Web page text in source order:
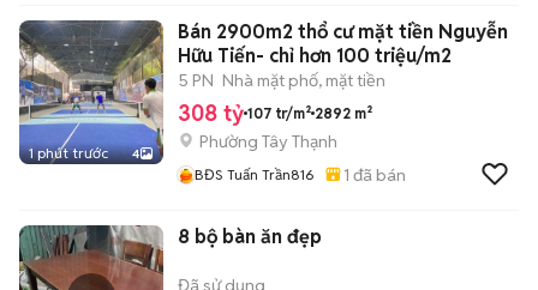
1 phút trước 4
Bán 2900m2 thổ cư mặt tiền Nguyễn
Hữu Tiến- chỉ hơn 100 triệu/m2
5 PN Nhà mặt phố, mặt tiền
308 tỷ 107 tr/m² 2892 m²
Phường Tây Thạnh
BĐS Tuấn Trần816 1 đã bán
8 bộ bàn ăn đẹp
Đã sử dụng